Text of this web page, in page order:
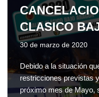
CLASICO
30 de marzo de 2020
Debido a la situación
restricciones previstas
próximo mes de Mayo,